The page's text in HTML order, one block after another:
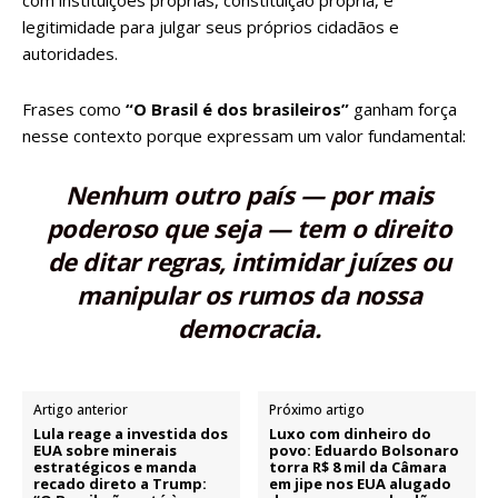
legitimidade para julgar seus próprios cidadãos e
autoridades.
Frases como “O Brasil é dos brasileiros” ganham força
nesse contexto porque expressam um valor fundamental:
Nenhum outro país — por mais
poderoso que seja — tem o direito
de ditar regras, intimidar juízes ou
manipular os rumos da nossa
democracia.
Artigo anterior
Lula reage a investida dos
EUA sobre minerais
estratégicos e manda
recado direto a Trump:
Próximo artigo
Luxo com dinheiro do
povo: Eduardo Bolsonaro
torra R$ 8 mil da Câmara
em jipe nos EUA alugado